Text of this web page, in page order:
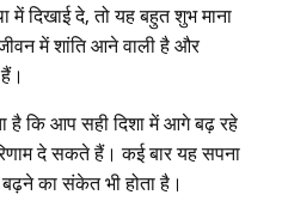
दिखाई दे, तो यह बहुत शुभ माना
में शांति आने वाली है और
है कि आप सही दिशा में आगे बढ़ रहे
दे सकते हैं। कई बार यह सपना
का संकेत भी होता है।